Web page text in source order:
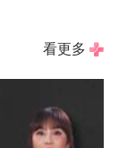
看更多